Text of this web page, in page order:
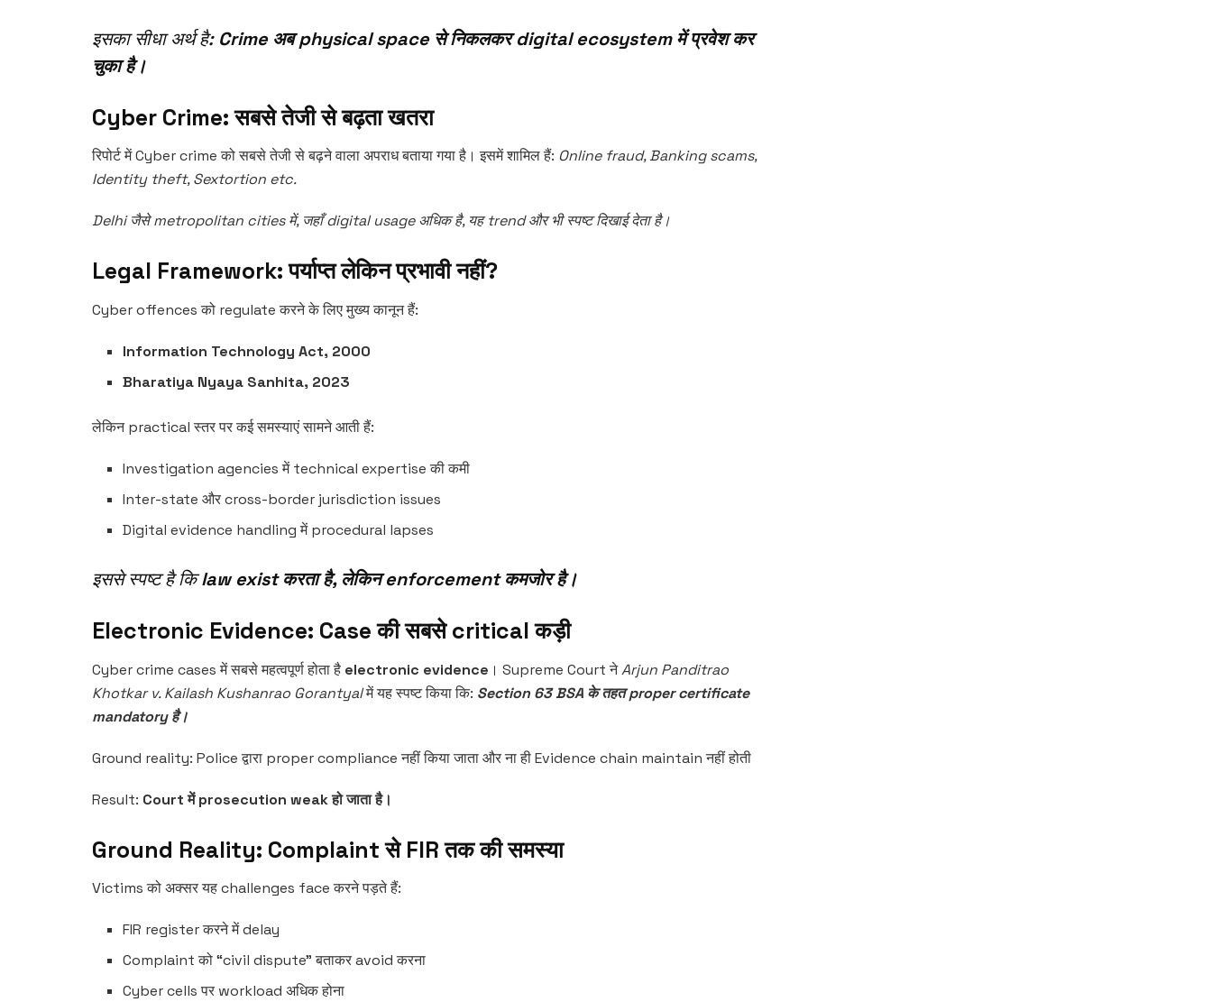
इसका सीधा अर्थ है: Crime अब physical space से निकलकर digital ecosystem में प्रवेश कर
चुका है।
Cyber Crime: सबसे तेजी से बढ़ता खतरा
रिपोर्ट में Cyber crime को सबसे तेजी से बढ़ने वाला अपराध बताया गया है। इसमें शामिल हैं: Online fraud, Banking scams,
Identity theft, Sextortion etc.
Delhi जैसे metropolitan cities में, जहाँ digital usage अधिक है, यह trend और भी स्पष्ट दिखाई देता है।
Legal Framework: पर्याप्त लेकिन प्रभावी नहीं?
Cyber offences को regulate करने के लिए मुख्य कानून हैं:
Information Technology Act, 2000
Bharatiya Nyaya Sanhita, 2023
लेकिन practical स्तर पर कई समस्याएं सामने आती हैं:
Investigation agencies में technical expertise की कमी
Inter-state और cross-border jurisdiction issues
Digital evidence handling में procedural lapses
इससे स्पष्ट है किlaw exist करता है, लेकिन enforcement कमजोर है।
Electronic Evidence: Case की सबसे critical कड़ी
Cyber crime cases में सबसे महत्वपूर्ण होता है electronic evidence । Supreme Court नेArjun Panditrao
Khotkar v. Kailash Kushanrao Gorantyalमें यह स्पष्ट किया कि: Section 63 BSA के तहत proper certificate
mandatory है।
Ground reality: Police द्वारा proper compliance नहीं किया जाता और ना ही Evidence chain maintain नहीं होती
Result: Court में prosecution weak हो जाता है।
Ground Reality: Complaint से FIR तक की समस्या
Victims को अक्सर यह challenges face करने पड़ते हैं:
FIR register करने में delay
Complaint को “civil dispute” बताकर avoid करना
Cyber cells पर workload अधिक होना